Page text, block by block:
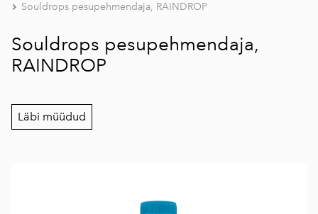
Souldrops pesupehmendaja, RAINDROP
Souldrops pesupehmendaja,
RAINDROP
Läbi müüdud